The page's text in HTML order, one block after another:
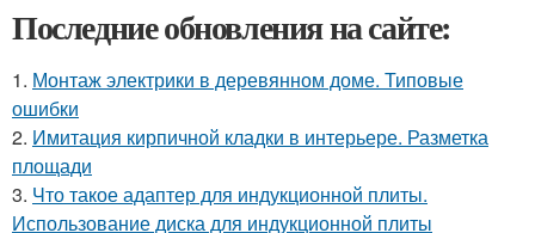
Последние обновления на сайте:
1. Монтаж электрики в деревянном доме. Типовые
ошибки
2. Имитация кирпичной кладки в интерьере. Разметка
площади
3. Что такое адаптер для индукционной плиты.
Использование диска для индукционной плиты